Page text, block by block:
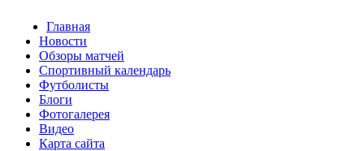
Главная
Новости
Обзоры матчей
Спортивный календарь
Футболисты
Блоги
Фотогалерея
Видео
Карта сайта